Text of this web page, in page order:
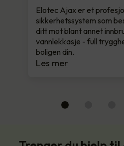
Elotec Ajax er et
sikkerhetssystem som
ditt mot blant annet
vannlekkasje - full
boligen din.
Les mer